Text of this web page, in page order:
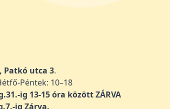
Patkó utca 3.
Péntek: 10–18
ig 13-15 óra között ZÁRVA
ig Zárva.